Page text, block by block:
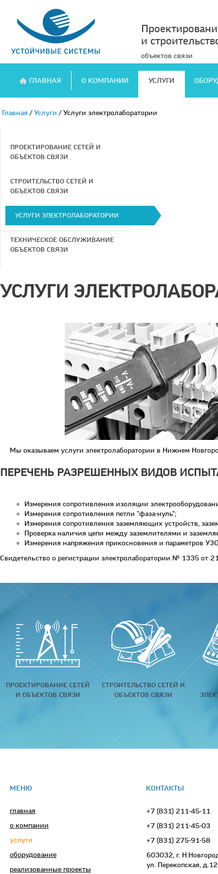
и
объектов связи
ГЛАВНАЯ О КОМПАНИИ УСЛУГИ
Главная / Услуги / Услуги электролаборатории
ПРОЕКТИРОВАНИЕ СЕТЕЙ И
ОБЪЕКТОВ СВЯЗИ
СТРОИТЕЛЬСТВО СЕТЕЙ И
ОБЪЕКТОВ СВЯЗИ
УСЛУГИ ЭЛЕКТРОЛАБОРАТОРИИ
ТЕХНИЧЕСКОЕ ОБСЛУЖИВАНИЕ
ОБЪЕКТОВ СВЯЗИ
УСЛУГИ
Мы оказываем услуги электролаборатории в Нижнем
ПЕРЕЧЕНЬ РАЗРЕШЕННЫХ ВИДОВ
Измерения сопротивления изоляции
Измерения сопротивления петли "фаза-нуль";
Измерения сопротивления заземляющих устройств,
Проверка наличия цепи между заземлителями и
Измерения напряжения прикосновения и параметров
Свидетельство о регистрации электролаборатории № 1335 от
ПРОЕКТИРОВАНИЕ СЕТЕЙ
И ОБЪЕКТОВ СВЯЗИ
СТРОИТЕЛЬСТВО СЕТЕЙ И
ОБЪЕКТОВ СВЯЗИ
МЕНЮ
главная
о компании
услуги
оборудование
реализованные проекты
КОНТАКТЫ
+7 (831) 211-45-11
+7 (831) 211-45-03
+7 (831) 275-91-58
603032, г.
ул. Перекопская, д.12